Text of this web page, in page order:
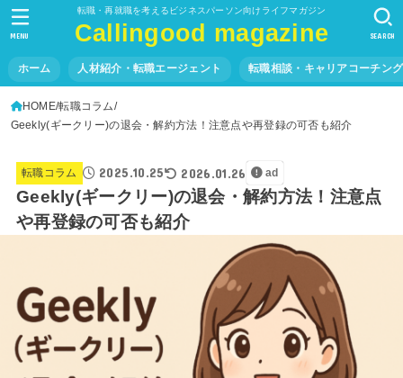
転職・再就職を考えるビジネスパーソン向けライフマガジン
Callingood magazine
ホーム 人材紹介・転職エージェント 転職相談・キャリアコーチング
SEARCH
MENU
HOME 転職コラム
Geekly(ギークリー)の退会・解約方法！注意点や再登録の可否も紹介
転職コラム 2025.10.25 2026.01.26 ad
Geekly(ギークリー)の退会・解約方法！注意点
や再登録の可否も紹介